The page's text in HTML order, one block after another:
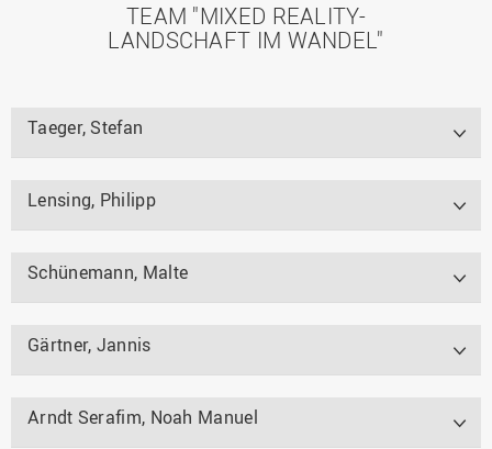
TEAM "MIXED REALITY-
LANDSCHAFT IM WANDEL"
Taeger, Stefan
Lensing, Philipp
Schünemann, Malte
Gärtner, Jannis
Arndt Serafim, Noah Manuel